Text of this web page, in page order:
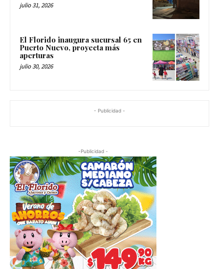
julio 31, 2026
El Florido inaugura sucursal 65 en
Puerto Nuevo, proyecta más
aperturas
julio 30, 2026
- Publicidad -
-Publicidad -